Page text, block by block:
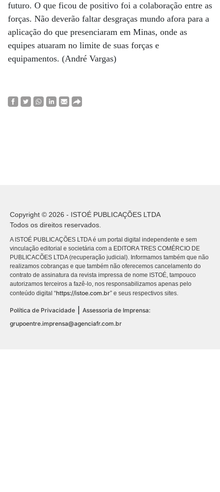
futuro. O que ficou de positivo foi a colaboração entre as
forças. Não deverão faltar desgraças mundo afora para a
aplicação do que presenciaram em Minas, onde as
equipes atuaram no limite de suas forças e
equipamentos. (André Vargas)
Copyright © 2026 - ISTOÉ PUBLICAÇÕES LTDA
Todos os direitos reservados.
A ISTOÉ PUBLICAÇÕES LTDA é um portal digital independente e sem
vinculação editorial e societária com a EDITORA TRES COMÉRCIO DE
PUBLICACÕES LTDA (recuperação judicial). Informamos também que não
realizamos cobranças e que também não oferecemos cancelamento do
contrato de assinatura da revista impressa de nome ISTOÉ, tampouco
autorizamos terceiros a fazê-lo, nos responsabilizamos apenas pelo
conteúdo digital “https://istoe.com.br” e seus respectivos sites.
Política de Privacidade
Assessoria de Imprensa:
grupoentre.imprensa@agenciafr.com.br